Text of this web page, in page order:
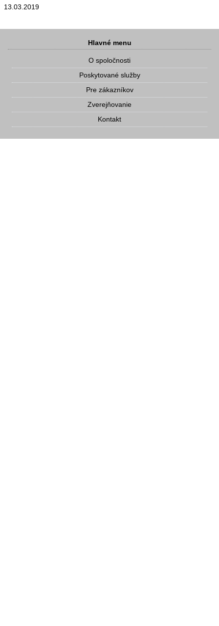
13.03.2019
Hlavné menu
O spoločnosti
Poskytované služby
Pre zákazníkov
Zverejňovanie
Kontakt